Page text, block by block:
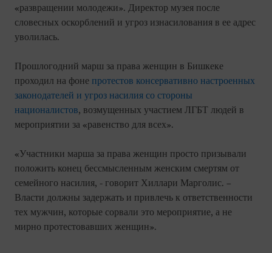
«развращении молодежи». Директор музея после
словесных оскорблений и угроз изнасилования в ее адрес
уволилась.
Прошлогодний марш за права женщин в Бишкеке
проходил на фоне протестов консервативно настроенных
законодателей и угроз насилия со стороны
националистов, возмущенных участием ЛГБТ людей в
мероприятии за «равенство для всех».
«Участники марша за права женщин просто призывали
положить конец бессмысленным женским смертям от
семейного насилия, - говорит Хиллари Марголис. –
Власти должны задержать и привлечь к ответственности
тех мужчин, которые сорвали это мероприятие, а не
мирно протестовавших женщин».